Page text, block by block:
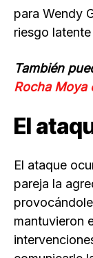
para Wendy
riesgo
También
Rocha Moya
El
El ataque
pareja la
mantuvieron